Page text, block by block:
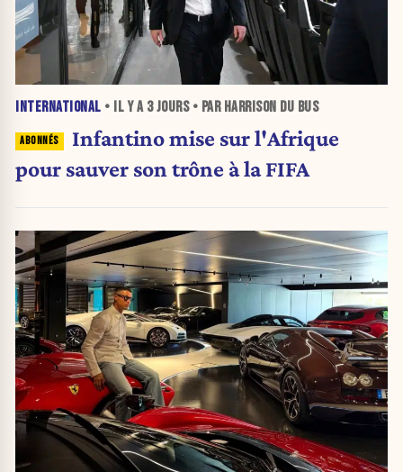
INTERNATIONAL • IL Y A 3 JOURS• PAR HARRISON DU BUS
Infantino mise sur l'Afrique
pour sauver son trône à la FIFA